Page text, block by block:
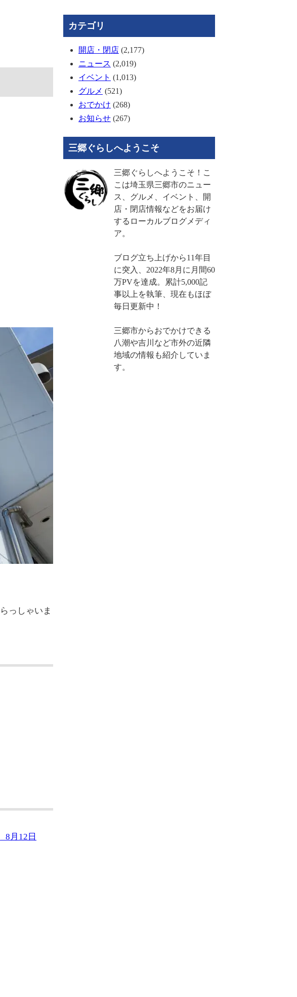
っしゃいま
8月12日
カテゴリ
開店・閉店 (2,177)
ニュース (2,019)
イベント (1,013)
グルメ (521)
おでかけ (268)
お知らせ (267)
三郷ぐらしへようこそ
三郷ぐらしへようこそ！こ
こは埼玉県三郷市のニュー
ス、グルメ、イベント、開
店・閉店情報などをお届け
するローカルブログメディ
ア。
ブログ立ち上げから11年目
に突入、2022年8月に月間60
万PVを達成。累計5,000記
事以上を執筆、現在もほぼ
毎日更新中！
三郷市からおでかけできる
八潮や吉川など市外の近隣
地域の情報も紹介していま
す。